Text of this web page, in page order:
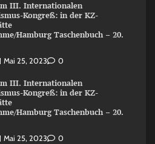
III. Internationalen
Kongreß: in der KZ-
Hamburg Taschenbuch – 20.
Mai 25, 2023 0
III. Internationalen
Kongreß: in der KZ-
Hamburg Taschenbuch – 20.
Mai 25, 2023 0